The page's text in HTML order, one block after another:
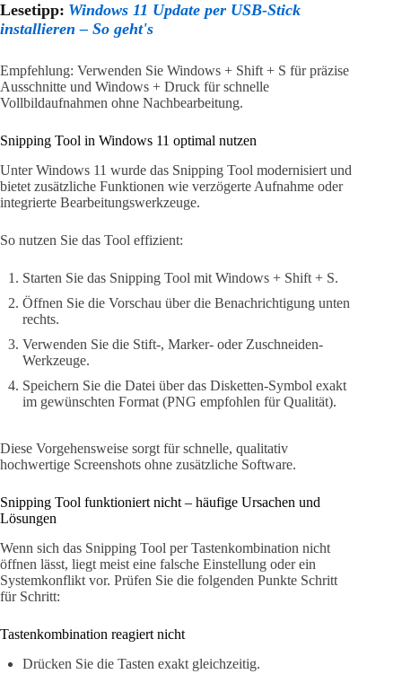
Lesetipp: Windows 11 Update per USB-Stick
installieren – So geht's
Empfehlung: Verwenden Sie Windows + Shift + S für präzise
Ausschnitte und Windows + Druck für schnelle
Vollbildaufnahmen ohne Nachbearbeitung.
Snipping Tool in Windows 11 optimal nutzen
Unter Windows 11 wurde das Snipping Tool modernisiert und
bietet zusätzliche Funktionen wie verzögerte Aufnahme oder
integrierte Bearbeitungswerkzeuge.
So nutzen Sie das Tool effizient:
Starten Sie das Snipping Tool mit Windows + Shift + S.
Öffnen Sie die Vorschau über die Benachrichtigung unten
rechts.
Verwenden Sie die Stift-, Marker- oder Zuschneiden-
Werkzeuge.
Speichern Sie die Datei über das Disketten-Symbol exakt
im gewünschten Format (PNG empfohlen für Qualität).
Diese Vorgehensweise sorgt für schnelle, qualitativ
hochwertige Screenshots ohne zusätzliche Software.
Snipping Tool funktioniert nicht – häufige Ursachen und
Lösungen
Wenn sich das Snipping Tool per Tastenkombination nicht
öffnen lässt, liegt meist eine falsche Einstellung oder ein
Systemkonflikt vor. Prüfen Sie die folgenden Punkte Schritt
für Schritt:
Tastenkombination reagiert nicht
Drücken Sie die Tasten exakt gleichzeitig.